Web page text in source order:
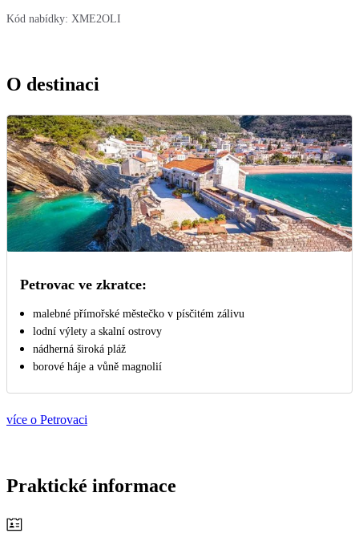
Kód nabídky: XME2OLI
O destinaci
Petrovac ve zkratce:
malebné přímořské městečko v písčitém zálivu
lodní výlety a skalní ostrovy
nádherná široká pláž
borové háje a vůně magnolií
více o Petrovaci
Praktické informace